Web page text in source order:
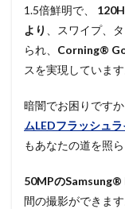
1.5倍鮮明で、
より
、スワイプ、
られ、 Corning®
スを実現しています
暗闇でお困りです
ムLEDフラッシュ
もあなたの道を照ら
50MPのSamsung®
間の撮影ができま